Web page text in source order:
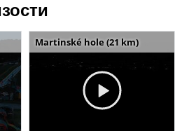
Martinské hole (21 km)